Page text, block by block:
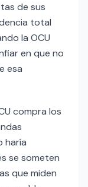
de sus
total
la OCU
en que no
esa
compra los
haría
se someten
que miden